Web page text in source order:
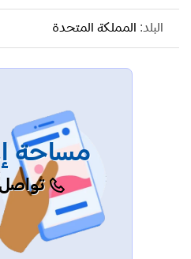
البلد: المملكة المتحدة
مساحة
تواصل